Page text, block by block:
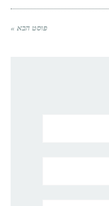
פוסט הבא »